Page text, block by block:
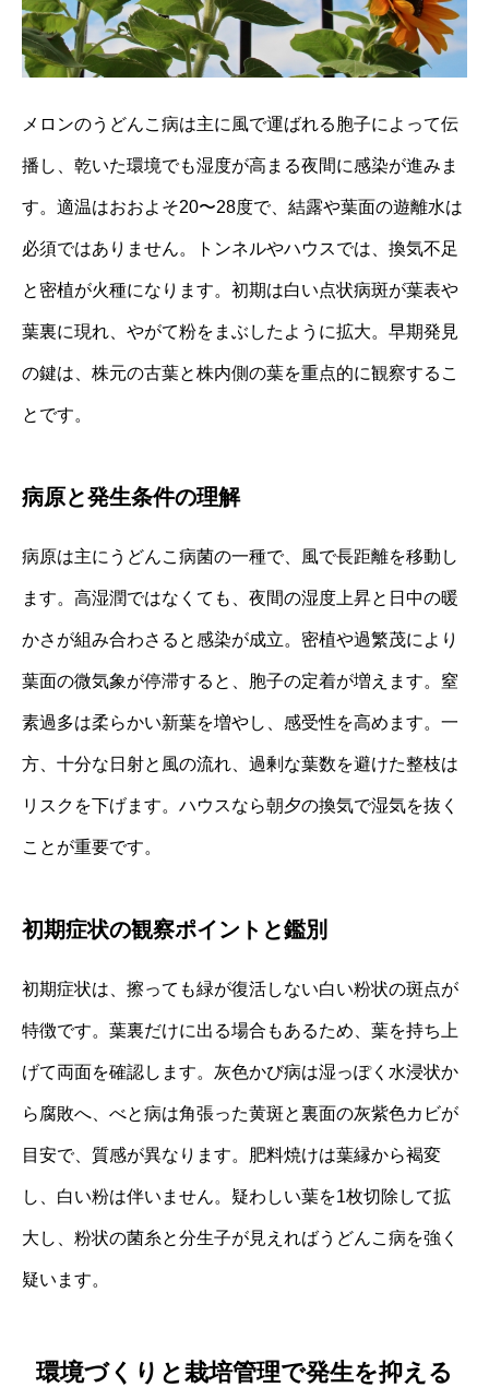
メロンのうどんこ病は主に風で運ばれる胞子によって伝
播し、乾いた環境でも湿度が高まる夜間に感染が進みま
す。適温はおおよそ20〜28度で、結露や葉面の遊離水は
必須ではありません。トンネルやハウスでは、換気不足
と密植が火種になります。初期は白い点状病斑が葉表や
葉裏に現れ、やがて粉をまぶしたように拡大。早期発見
の鍵は、株元の古葉と株内側の葉を重点的に観察するこ
とです。
病原と発生条件の理解
病原は主にうどんこ病菌の一種で、風で長距離を移動し
ます。高湿潤ではなくても、夜間の湿度上昇と日中の暖
かさが組み合わさると感染が成立。密植や過繁茂により
葉面の微気象が停滞すると、胞子の定着が増えます。窒
素過多は柔らかい新葉を増やし、感受性を高めます。一
方、十分な日射と風の流れ、過剰な葉数を避けた整枝は
リスクを下げます。ハウスなら朝夕の換気で湿気を抜く
ことが重要です。
初期症状の観察ポイントと鑑別
初期症状は、擦っても緑が復活しない白い粉状の斑点が
特徴です。葉裏だけに出る場合もあるため、葉を持ち上
げて両面を確認します。灰色かび病は湿っぽく水浸状か
ら腐敗へ、べと病は角張った黄斑と裏面の灰紫色カビが
目安で、質感が異なります。肥料焼けは葉縁から褐変
し、白い粉は伴いません。疑わしい葉を1枚切除して拡
大し、粉状の菌糸と分生子が見えればうどんこ病を強く
疑います。
環境づくりと栽培管理で発生を抑える